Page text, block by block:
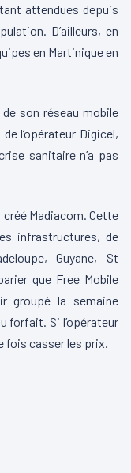
attendues depuis
D’ailleurs, en
en Martinique en
son réseau mobile
l’opérateur Digicel,
sanitaire n’a pas
Madiacom. Cette
infrastructures, de
Guyane, St
que Free Mobile
groupé la semaine
forfait. Si l’opérateur
fois casser les prix.